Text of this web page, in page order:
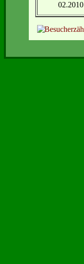
02.2010